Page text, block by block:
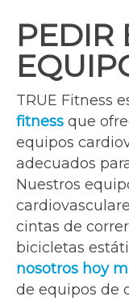
PEDIR
TRUE Fitness
fitness que
equipos
adecuados
Nuestros
cintas de
bicicletas
nosotros hoy
de equipos de